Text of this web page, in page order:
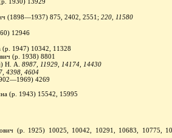
1930) 13929
(1898—1937) 875, 2402, 2551; 220, 11580
12946
(р. 1947) 10342, 11328
(р. 1938) 8801
Н. А. 8987, 11929, 14174, 14430
4398, 4604
4269
(р. 1943) 15542, 15995
(р. 1925) 10025, 10042, 10291, 10683, 10775,